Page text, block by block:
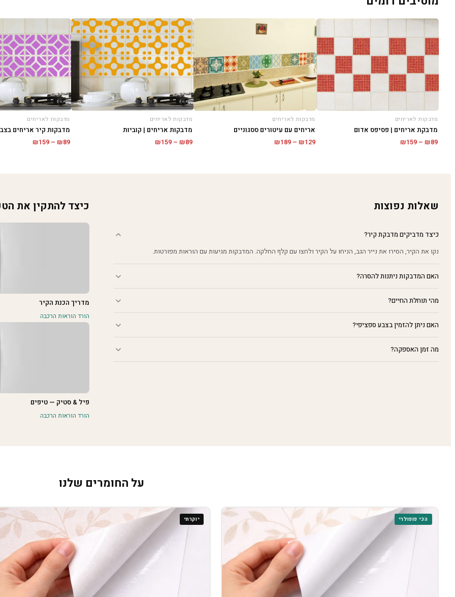
מדבקות לאריחים
מדבקת אריחים | פסיפס אדום
₪89
–
₪159
מדבקות לאריחים
אריחים עם עיטורים ססגוניים
₪129
–
₪189
מדבקות לאריחים
מדבקות אריחים | קוביות
₪89
–
₪159
טווח
מדבקות לאריחים
מדבקות קיר אריחים
₪89
–
₪159
שאלות נפוצות
כיצד מדביקים מדבקת קיר?
נקו את הקיר, הסירו את נייר הגב, הניחו על הקיר ולחצו עם קלף החלקה. המדבקות מגיעות עם הוראות מפורטות.
האם המדבקות ניתנות להסרה?
מהי תוחלת החיים?
האם ניתן להזמין בצבע ספציפי?
מה זמן האספקה?
כיצד להתקין את
מדריך הכנת הקיר
הורד הוראות הרכבה
פיל & סטיק — טיפים
הורד הוראות הרכבה
על החומרים שלנו
הכי פופולרי יוקרתי